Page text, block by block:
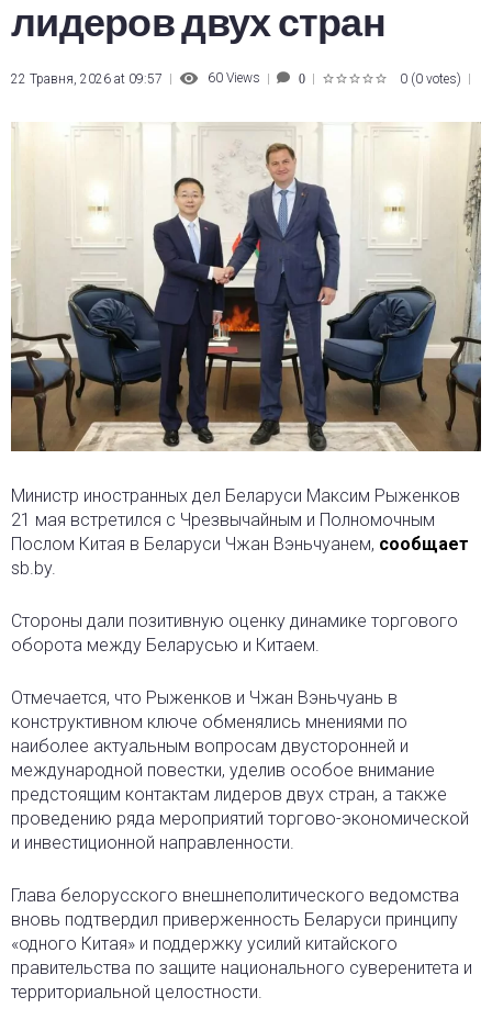
лидеров двух стран
22 Травня, 2026 at 09:57 60 Views 0 0 (0 votes)
Министр иностранных дел Беларуси Максим Рыженков
21 мая встретился с Чрезвычайным и Полномочным
Послом Китая в Беларуси Чжан Вэньчуанем, сообщает
sb.by.
Стороны дали позитивную оценку динамике торгового
оборота между Беларусью и Китаем.
Отмечается, что Рыженков и Чжан Вэньчуань в
конструктивном ключе обменялись мнениями по
наиболее актуальным вопросам двусторонней и
международной повестки, уделив особое внимание
предстоящим контактам лидеров двух стран, а также
проведению ряда мероприятий торгово-экономической
и инвестиционной направленности.
Глава белорусского внешнеполитического ведомства
вновь подтвердил приверженность Беларуси принципу
«одного Китая» и поддержку усилий китайского
правительства по защите национального суверенитета и
территориальной целостности.